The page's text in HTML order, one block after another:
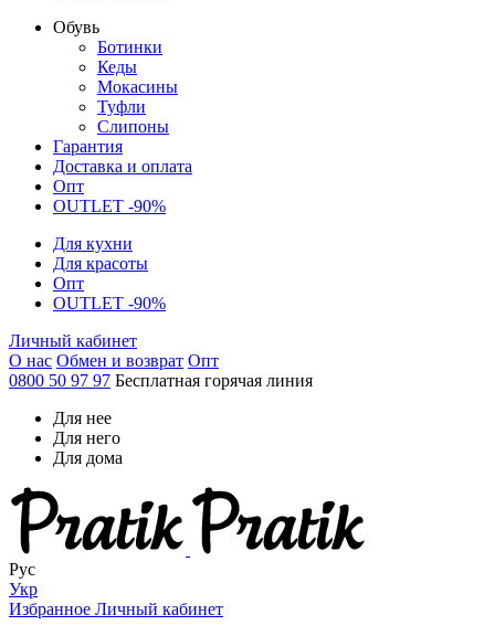
Обувь
Ботинки
Кеды
Мокасины
Туфли
Слипоны
Гарантия
Доставка и оплата
Опт
OUTLET -90%
Для кухни
Для красоты
Опт
OUTLET -90%
Личный кабинет
О нас Обмен и возврат Опт
0800 50 97 97 Бесплатная горячая линия
Для нее
Для него
Для дома
Рус
Укр
Избранное Личный кабинет